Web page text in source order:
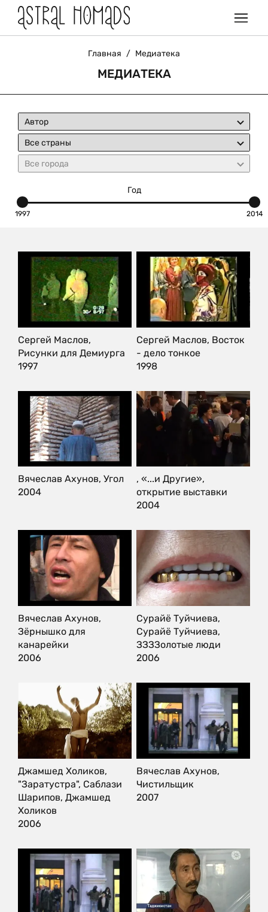
Главная / Медиатека
МЕДИАТЕКА
Год
1997 2014
Сергей Маслов,
Рисунки для Демиурга
1997
Сергей Маслов, Восток
- дело тонкое
1998
Вячеслав Ахунов, Угол
2004
, «...и Другие»,
открытие выставки
2004
Вячеслав Ахунов,
Зёрнышко для
канарейки
2006
Сурайё Туйчиева,
Сурайё Туйчиева,
ЗЗЗЗолотые люди
2006
Джамшед Холиков,
"Заратустра", Саблази
Шарипов, Джамшед
Холиков
2006
Вячеслав Ахунов,
Чистильщик
2007